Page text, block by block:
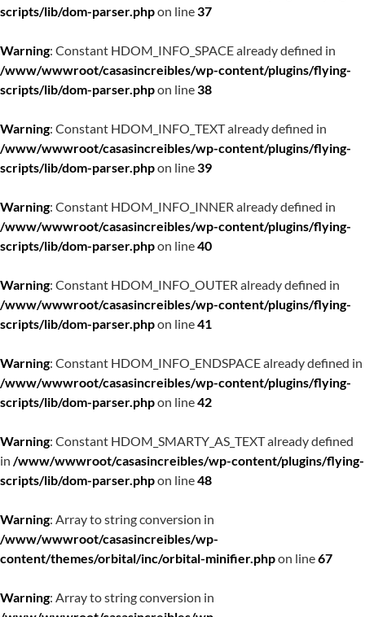
scripts/lib/dom-parser.phpon line37
Warning: Constant HDOM_INFO_SPACE already defined in
/www/wwwroot/casasincreibles/wp-content/plugins/flying-
scripts/lib/dom-parser.phpon line38
Warning: Constant HDOM_INFO_TEXT already defined in
/www/wwwroot/casasincreibles/wp-content/plugins/flying-
scripts/lib/dom-parser.phpon line39
Warning: Constant HDOM_INFO_INNER already defined in
/www/wwwroot/casasincreibles/wp-content/plugins/flying-
scripts/lib/dom-parser.phpon line40
Warning: Constant HDOM_INFO_OUTER already defined in
/www/wwwroot/casasincreibles/wp-content/plugins/flying-
scripts/lib/dom-parser.phpon line41
Warning: Constant HDOM_INFO_ENDSPACE already defined in
/www/wwwroot/casasincreibles/wp-content/plugins/flying-
scripts/lib/dom-parser.phpon line42
Warning: Constant HDOM_SMARTY_AS_TEXT already defined
in /www/wwwroot/casasincreibles/wp-content/plugins/flying-
scripts/lib/dom-parser.phpon line48
Warning: Array to string conversion in
/www/wwwroot/casasincreibles/wp-
content/themes/orbital/inc/orbital-minifier.phpon line67
Warning: Array to string conversion in